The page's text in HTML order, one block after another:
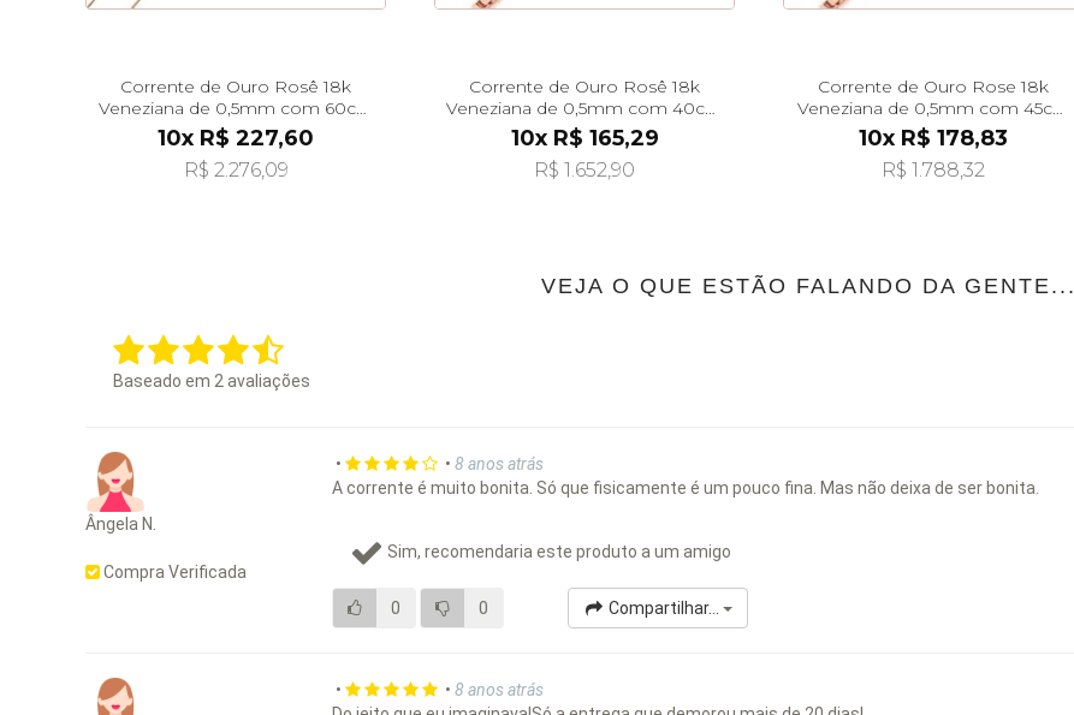
Corrente de Ouro Rosê 18k
Veneziana de 0,5mm com 60cm
co03188
10x R$ 227,60
R$ 2.276,09
Corrente de Ouro Rosê 18k
Veneziana de 0,5mm com 40cm
co02766
10x R$ 165,29
R$ 1.652,90
Corrente de Ouro Rose 18k
Veneziana de 0,5mm com 45cm
co02674
10x R$ 178,83
R$ 1.788,32
VEJA O QUE ESTÃO FALANDO DA GENTE...
Baseado em 2 avaliações
Ângela N.
Compra Verificada
• •8 anos atrás
A corrente é muito bonita. Só que fisicamente é um pouco fina. Mas não deixa de ser bonita.
Sim, recomendaria este produto a um amigo
0 0 Compartilhar...
• •8 anos atrás